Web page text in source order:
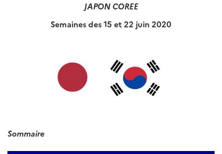
JAPON COREE
Semaines des 15 et 22 juin 2020
Sommaire